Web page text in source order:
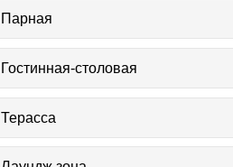
Парная
Гостинная-столовая
Терасса